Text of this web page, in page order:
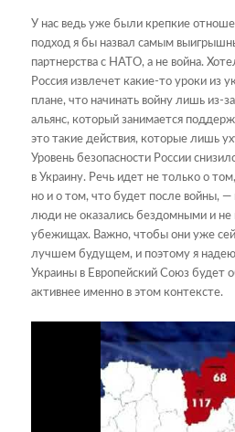
У нас ведь уже были крепкие
подход я бы назвал самым
партнерства с НАТО, а не война.
Россия извлечет какие-то уроки из
плане, что начинать войну лишь из-
альянс, который занимается
это такие действия, которые лишь
Уровень безопасности России
в Украину. Речь идет не только о
но и о том, что будет после войны, —
люди не оказались бездомными и
убежищах. Важно, чтобы они уже
лучшем будущем, и поэтому я
Украины в Европейский Союз будет
активнее именно в этом контексте.